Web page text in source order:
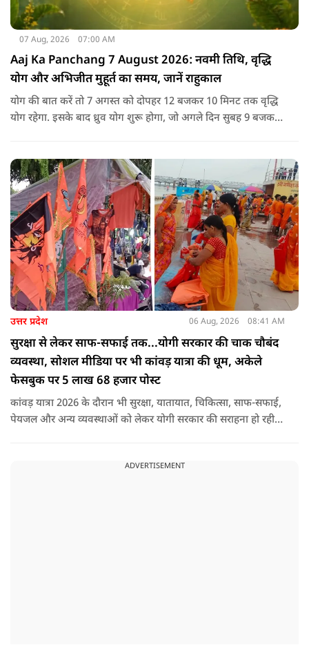
07 Aug, 2026 07:00 AM
Aaj Ka Panchang 7 August 2026: नवमी तिथि, वृद्धि
योग और अभिजीत मुहूर्त का समय, जानें राहुकाल
योग की बात करें तो 7 अगस्त को दोपहर 12 बजकर 10 मिनट तक वृद्धि
योग रहेगा. इसके बाद ध्रुव योग शुरू होगा, जो अगले दिन सुबह 9 बजकर
उत्तर प्रदेश 06 Aug, 2026 08:41 AM
सुरक्षा से लेकर साफ-सफाई तक...योगी सरकार की चाक चौबंद
व्यवस्था, सोशल मीडिया पर भी कांवड़ यात्रा की धूम, अकेले
फेसबुक पर 5 लाख 68 हजार पोस्ट
कांवड़ यात्रा 2026 के दौरान भी सुरक्षा, यातायात, चिकित्सा, साफ-सफाई,
पेयजल और अन्य व्यवस्थाओं को लेकर योगी सरकार की सराहना हो रही
ADVERTISEMENT